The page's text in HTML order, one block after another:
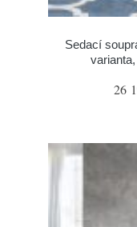
Sedací
26